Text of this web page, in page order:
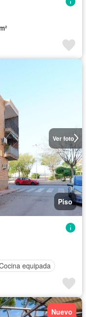
Ver foto
Piso
equipada
Nuevo